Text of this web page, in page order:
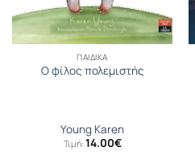
ΠΑΙΔΙΚΆ
Ο φίλος πολεμιστής
Young Karen
Τιμή: 14.00€